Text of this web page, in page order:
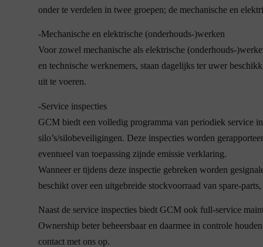
onder te verdelen in twee groepen; de mechanische en
-Mechanische en elektrische (onderhouds-)werken
Voor zowel mechanische als elektrische (onderhouds-
en technische werknemers, staan dagelijks ter uwer
uit te voeren.
-Service inspecties
GCM biedt een volledig programma van periodiek service
silo’s/silobeveiligingen. Deze inspecties worden
eventueel van toepassing zijnde emissie verklaring.
Wanneer er tijdens deze inspectie gebreken worden
beschikt over een uitgebreide stockvoorraad van spare-
Naast de service inspecties biedt GCM ook full-service
Ownership beter beheersbaar en daarmee in controle
contact met ons op.